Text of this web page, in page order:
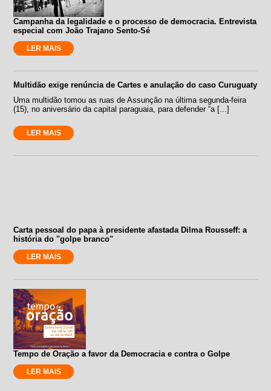
Campanha da legalidade e o processo de democracia. Entrevista
especial com João Trajano Sento-Sé
LER MAIS
Multidão exige renúncia de Cartes e anulação do caso Curuguaty
Uma multidão tomou as ruas de Assunção na última segunda-feira
(15), no aniversário da capital paraguaia, para defender “a [...]
LER MAIS
Carta pessoal do papa à presidente afastada Dilma Rousseff: a
história do "golpe branco"
LER MAIS
Tempo de Oração a favor da Democracia e contra o Golpe
LER MAIS